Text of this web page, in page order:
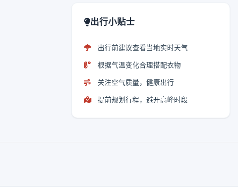
出行小贴士
出行前建议查看当地实时天气
根据气温变化合理搭配衣物
关注空气质量，健康出行
提前规划行程，避开高峰时段